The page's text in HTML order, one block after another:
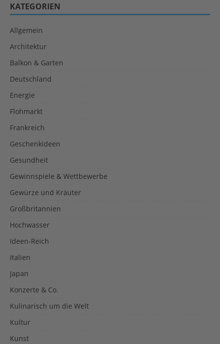
KATEGORIEN
Allgemein
Architektur
Balkon & Garten
Deutschland
Energie
Flohmarkt
Frankreich
Geschenkideen
Gesundheit
Gewinnspiele & Wettbewerbe
Gewürze und Kräuter
Großbritannien
Hochwasser
Ideen-Reich
Italien
Japan
Konzerte & Co.
Kulinarisch um die Welt
Kultur
Kunst